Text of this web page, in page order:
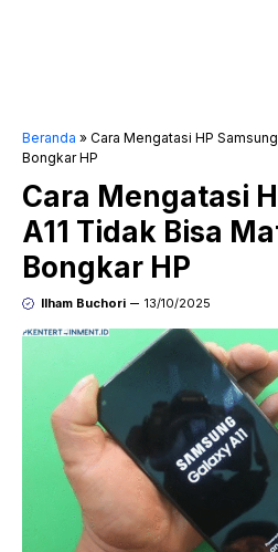
Beranda » Cara Mengatasi HP
Bongkar HP
Cara Mengatasi
A11 Tidak Bisa
Bongkar HP
Ilham Buchori 13/10/2025